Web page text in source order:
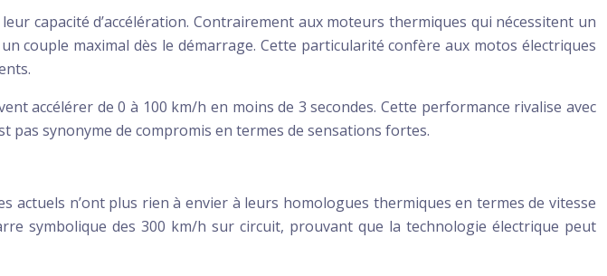
capacité d’accélération. Contrairement aux moteurs thermiques qui nécessitent un
couple maximal dès le démarrage. Cette particularité confère aux motos électriques
accélérer de 0 à 100 km/h en moins de 3 secondes. Cette performance rivalise avec
pas synonyme de compromis en termes de sensations fortes.
actuels n’ont plus rien à envier à leurs homologues thermiques en termes de vitesse
symbolique des 300 km/h sur circuit, prouvant que la technologie électrique peut